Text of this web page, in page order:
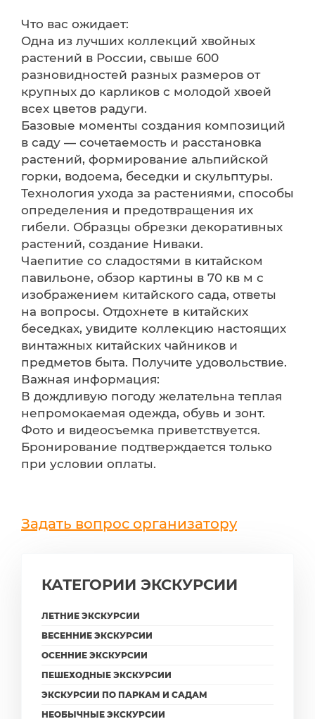
Что вас ожидает:
Одна из лучших коллекций хвойных
растений в России, свыше 600
разновидностей разных размеров от
крупных до карликов с молодой хвоей
всех цветов радуги.
Базовые моменты создания композиций
в саду — сочетаемость и расстановка
растений, формирование альпийской
горки, водоема, беседки и скульптуры.
Технология ухода за растениями, способы
определения и предотвращения их
гибели. Образцы обрезки декоративных
растений, создание Ниваки.
Чаепитие со сладостями в китайском
павильоне, обзор картины в 70 кв м с
изображением китайского сада, ответы
на вопросы. Отдохнете в китайских
беседках, увидите коллекцию настоящих
винтажных китайских чайников и
предметов быта. Получите удовольствие.
Важная информация:
В дождливую погоду желательна теплая
непромокаемая одежда, обувь и зонт.
Фото и видеосъемка приветствуется.
Бронирование подтверждается только
при условии оплаты.
Задать вопрос организатору
КАТЕГОРИИ ЭКСКУРСИИ
ЛЕТНИЕ ЭКСКУРСИИ
ВЕСЕННИЕ ЭКСКУРСИИ
ОСЕННИЕ ЭКСКУРСИИ
ПЕШЕХОДНЫЕ ЭКСКУРСИИ
ЭКСКУРСИИ ПО ПАРКАМ И САДАМ
НЕОБЫЧНЫЕ ЭКСКУРСИИ